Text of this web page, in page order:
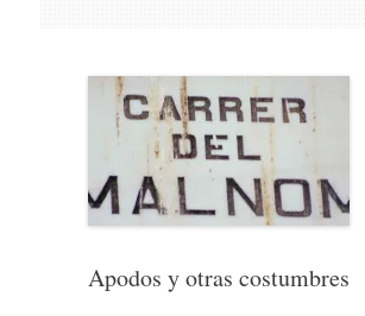
Apodos y otras costumbres